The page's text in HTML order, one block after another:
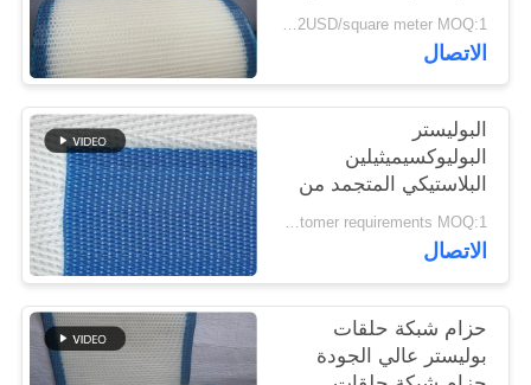
شبكة غسل البولب
1.4-2USD/square meter MOQ:1 متر مربع
الاتصال
البوليستر
البوليوكسيميثيلين
البلاستيكي المتجمد من
الجودة الغذائية الشبكة
المنسوجة الحلزونية برج
وصلة الناقل الشبكة
الحزام
According to customer requirements MOQ:1 متر
الاتصال
حزام شبكة حلقات
بوليستر عالي الجودة